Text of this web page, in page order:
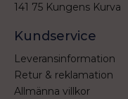
141 75 Kungens Kurva
Kundservice
Leveransinformation
Retur & reklamation
Allmänna villkor